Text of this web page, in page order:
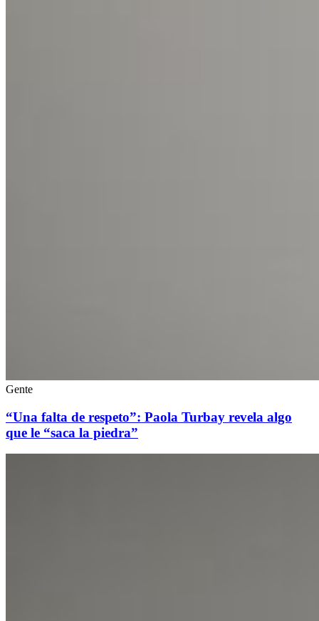
Gente
“Una falta de respeto”: Paola Turbay revela algo
que le “saca la piedra”